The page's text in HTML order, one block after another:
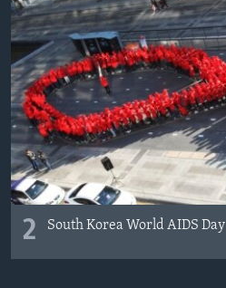
2 South Korea World AIDS Day